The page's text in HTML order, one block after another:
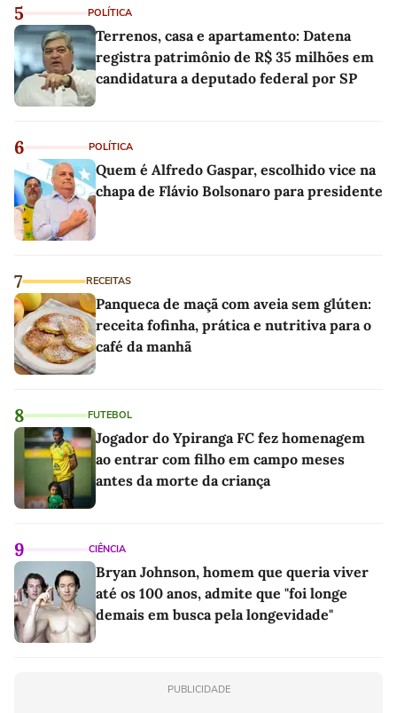
5 POLÍTICA
Terrenos, casa e apartamento: Datena
registra patrimônio de R$ 35 milhões em
candidatura a deputado federal por SP
6 POLÍTICA
Quem é Alfredo Gaspar, escolhido vice na
chapa de Flávio Bolsonaro para presidente
7 RECEITAS
Panqueca de maçã com aveia sem glúten:
receita fofinha, prática e nutritiva para o
café da manhã
8 FUTEBOL
Jogador do Ypiranga FC fez homenagem
ao entrar com filho em campo meses
antes da morte da criança
9 CIÊNCIA
Bryan Johnson, homem que queria viver
até os 100 anos, admite que "foi longe
demais em busca pela longevidade"
PUBLICIDADE